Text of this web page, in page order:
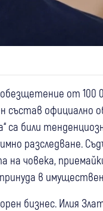
от 100
състав официално
са били
разследване.
на човека,
в
бизнес. Илия